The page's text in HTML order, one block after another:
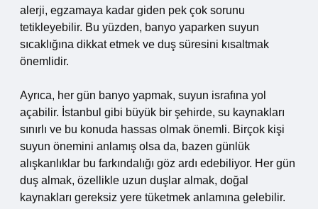
alerji, egzamaya kadar giden pek çok sorunu
tetikleyebilir. Bu yüzden, banyo yaparken suyun
sıcaklığına dikkat etmek ve duş süresini kısaltmak
önemlidir.
Ayrıca, her gün banyo yapmak, suyun israfına yol
açabilir. İstanbul gibi büyük bir şehirde, su kaynakları
sınırlı ve bu konuda hassas olmak önemli. Birçok kişi
suyun önemini anlamış olsa da, bazen günlük
alışkanlıklar bu farkındalığı göz ardı edebiliyor. Her gün
duş almak, özellikle uzun duşlar almak, doğal
kaynakları gereksiz yere tüketmek anlamına gelebilir.